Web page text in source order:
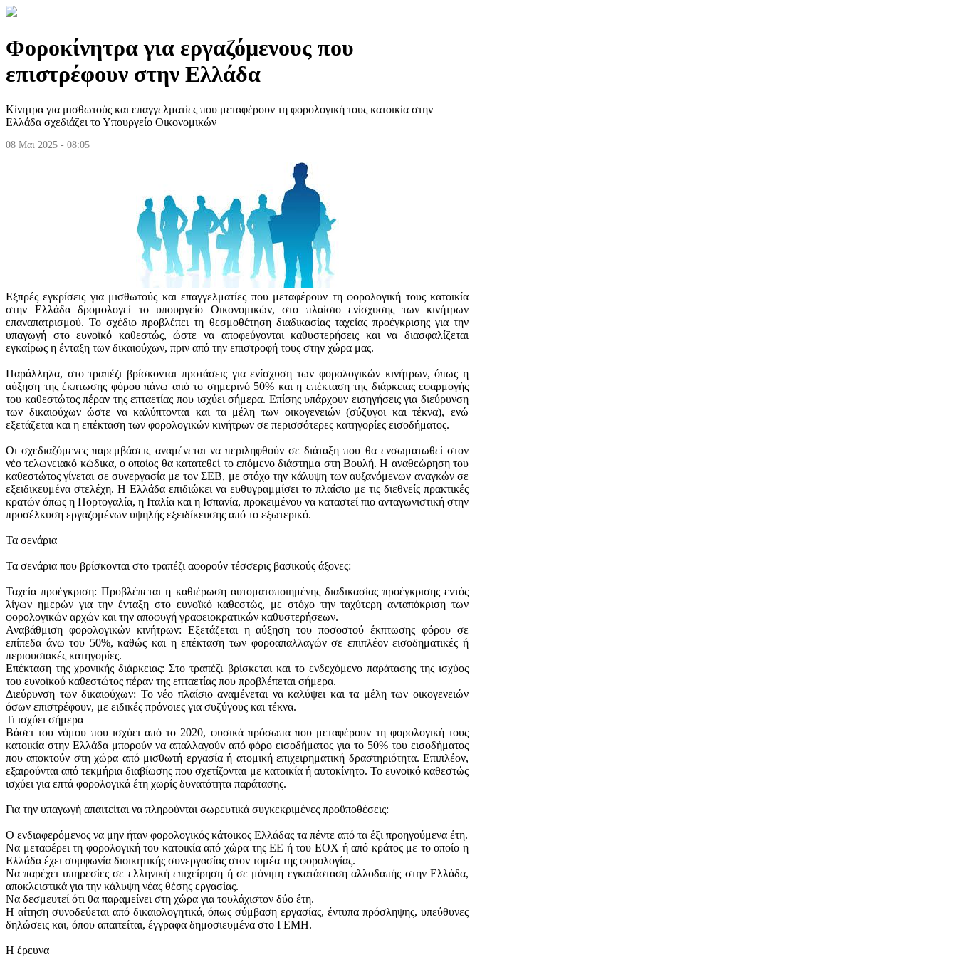
Φοροκίνητρα για εργαζόμενους που
επιστρέφουν στην Ελλάδα
Κίνητρα για μισθωτούς και επαγγελματίες που μεταφέρουν τη φορολογική τους κατοικία στην
Ελλάδα σχεδιάζει το Υπουργείο Οικονομικών
08 Μαι 2025 - 08:05
Εξπρές εγκρίσεις για μισθωτούς και επαγγελματίες που μεταφέρουν τη φορολογική τους κατοικία
στην Ελλάδα δρομολογεί το υπουργείο Οικονομικών, στο πλαίσιο ενίσχυσης των κινήτρων
επαναπατρισμού. Το σχέδιο προβλέπει τη θεσμοθέτηση διαδικασίας ταχείας προέγκρισης για την
υπαγωγή στο ευνοϊκό καθεστώς, ώστε να αποφεύγονται καθυστερήσεις και να διασφαλίζεται
εγκαίρως η ένταξη των δικαιούχων, πριν από την επιστροφή τους στην χώρα μας.
Παράλληλα, στο τραπέζι βρίσκονται προτάσεις για ενίσχυση των φορολογικών κινήτρων, όπως η
αύξηση της έκπτωσης φόρου πάνω από το σημερινό 50% και η επέκταση της διάρκειας εφαρμογής
του καθεστώτος πέραν της επταετίας που ισχύει σήμερα. Επίσης υπάρχουν εισηγήσεις για διεύρυνση
των δικαιούχων ώστε να καλύπτονται και τα μέλη των οικογενειών (σύζυγοι και τέκνα), ενώ
εξετάζεται και η επέκταση των φορολογικών κινήτρων σε περισσότερες κατηγορίες εισοδήματος.
Οι σχεδιαζόμενες παρεμβάσεις αναμένεται να περιληφθούν σε διάταξη που θα ενσωματωθεί στον
νέο τελωνειακό κώδικα, ο οποίος θα κατατεθεί το επόμενο διάστημα στη Βουλή. Η αναθεώρηση του
καθεστώτος γίνεται σε συνεργασία με τον ΣΕΒ, με στόχο την κάλυψη των αυξανόμενων αναγκών σε
εξειδικευμένα στελέχη. Η Ελλάδα επιδιώκει να ευθυγραμμίσει το πλαίσιο με τις διεθνείς πρακτικές
κρατών όπως η Πορτογαλία, η Ιταλία και η Ισπανία, προκειμένου να καταστεί πιο ανταγωνιστική στην
προσέλκυση εργαζομένων υψηλής εξειδίκευσης από το εξωτερικό.
Τα σενάρια
Τα σενάρια που βρίσκονται στο τραπέζι αφορούν τέσσερις βασικούς άξονες:
Ταχεία προέγκριση: Προβλέπεται η καθιέρωση αυτοματοποιημένης διαδικασίας προέγκρισης εντός
λίγων ημερών για την ένταξη στο ευνοϊκό καθεστώς, με στόχο την ταχύτερη ανταπόκριση των
φορολογικών αρχών και την αποφυγή γραφειοκρατικών καθυστερήσεων.
Αναβάθμιση φορολογικών κινήτρων: Εξετάζεται η αύξηση του ποσοστού έκπτωσης φόρου σε
επίπεδα άνω του 50%, καθώς και η επέκταση των φοροαπαλλαγών σε επιπλέον εισοδηματικές ή
περιουσιακές κατηγορίες.
Επέκταση της χρονικής διάρκειας: Στο τραπέζι βρίσκεται και το ενδεχόμενο παράτασης της ισχύος
του ευνοϊκού καθεστώτος πέραν της επταετίας που προβλέπεται σήμερα.
Διεύρυνση των δικαιούχων: Το νέο πλαίσιο αναμένεται να καλύψει και τα μέλη των οικογενειών
όσων επιστρέφουν, με ειδικές πρόνοιες για συζύγους και τέκνα.
Τι ισχύει σήμερα
Βάσει του νόμου που ισχύει από το 2020, φυσικά πρόσωπα που μεταφέρουν τη φορολογική τους
κατοικία στην Ελλάδα μπορούν να απαλλαγούν από φόρο εισοδήματος για το 50% του εισοδήματος
που αποκτούν στη χώρα από μισθωτή εργασία ή ατομική επιχειρηματική δραστηριότητα. Επιπλέον,
εξαιρούνται από τεκμήρια διαβίωσης που σχετίζονται με κατοικία ή αυτοκίνητο. Το ευνοϊκό καθεστώς
ισχύει για επτά φορολογικά έτη χωρίς δυνατότητα παράτασης.
Για την υπαγωγή απαιτείται να πληρούνται σωρευτικά συγκεκριμένες προϋποθέσεις:
Ο ενδιαφερόμενος να μην ήταν φορολογικός κάτοικος Ελλάδας τα πέντε από τα έξι προηγούμενα έτη.
Να μεταφέρει τη φορολογική του κατοικία από χώρα της ΕΕ ή του ΕΟΧ ή από κράτος με το οποίο η
Ελλάδα έχει συμφωνία διοικητικής συνεργασίας στον τομέα της φορολογίας.
Να παρέχει υπηρεσίες σε ελληνική επιχείρηση ή σε μόνιμη εγκατάσταση αλλοδαπής στην Ελλάδα,
αποκλειστικά για την κάλυψη νέας θέσης εργασίας.
Να δεσμευτεί ότι θα παραμείνει στη χώρα για τουλάχιστον δύο έτη.
Η αίτηση συνοδεύεται από δικαιολογητικά, όπως σύμβαση εργασίας, έντυπα πρόσληψης, υπεύθυνες
δηλώσεις και, όπου απαιτείται, έγγραφα δημοσιευμένα στο ΓΕΜΗ.
Η έρευνα